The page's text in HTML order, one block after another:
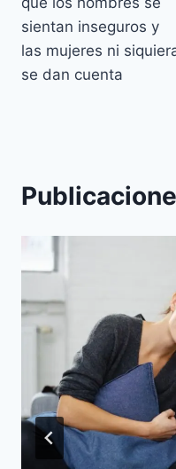
entradas
sientan inseguros y
las mujeres ni
se dan cuenta